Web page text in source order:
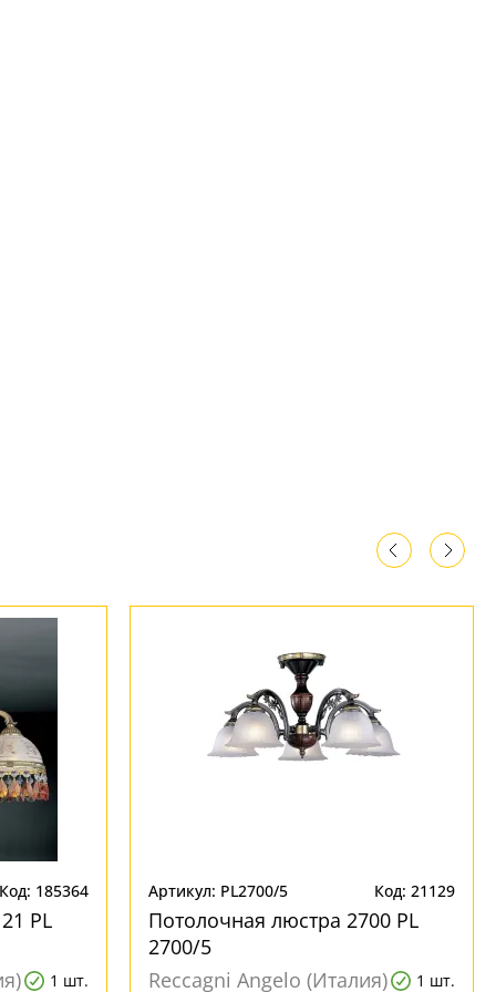
Код: 185364
PL
1 шт.
Артикул: PL2700/5 Код: 21129
Потолочная люстра 2700 PL
2700/5
Reccagni Angelo (Италия)
1 шт.